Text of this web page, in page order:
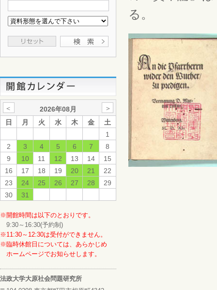
＜ 2026年08月
＞
日
月 火 水 木 金
土
1
2
3 4 5 6 7
8
9
10 11 12 13 14
15
16
17 18 19 20 21
22
23
24 25 26 27 28
29
30
31
※開館時間は以下のとおりです。
9:30～16:30(予約制)
※11:30～12:30は受付ができません。
※臨時休館日については、あらかじめ
ホームページでお知らせします。
法政大学大原社会問題研究所
る。